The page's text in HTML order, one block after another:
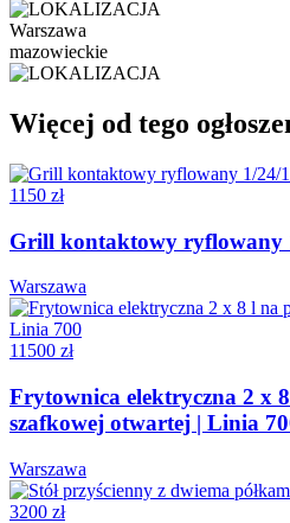
Warszawa
mazowieckie
Więcej od tego
1150 zł
Grill kontaktowy ryflowany
Warszawa
11500 zł
Frytownica elektryczna 2 x
szafkowej otwartej | Linia
Warszawa
3200 zł